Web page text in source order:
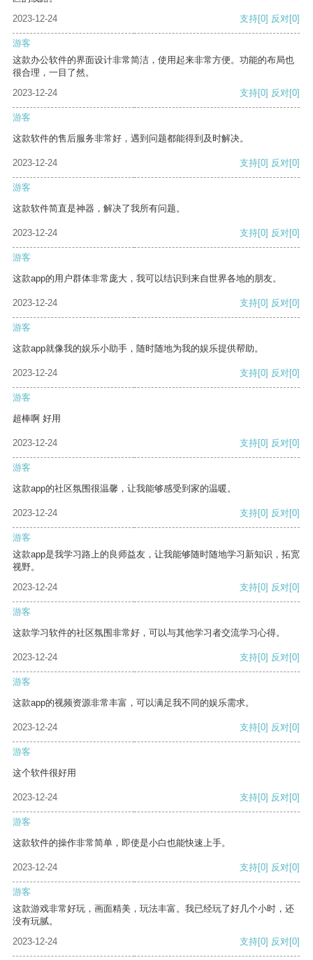
2023-12-24
支持[0] 反对[0]
游客
这款办公软件的界面设计非常简洁，使用起来非常方便。功能的布局也
很合理，一目了然。
2023-12-24
支持[0] 反对[0]
游客
这款软件的售后服务非常好，遇到问题都能得到及时解决。
2023-12-24 支持[0] 反对[0]
游客
这款软件简直是神器，解决了我所有问题。
2023-12-24 支持[0] 反对[0]
游客
这款app的用户群体非常庞大，我可以结识到来自世界各地的朋友。
2023-12-24 支持[0] 反对[0]
游客
这款app就像我的娱乐小助手，随时随地为我的娱乐提供帮助。
2023-12-24 支持[0] 反对[0]
游客
超棒啊 好用
2023-12-24 支持[0] 反对[0]
游客
这款app的社区氛围很温馨，让我能够感受到家的温暖。
2023-12-24 支持[0] 反对[0]
游客
这款app是我学习路上的良师益友，让我能够随时随地学习新知识，拓宽
视野。
2023-12-24
支持[0] 反对[0]
游客
这款学习软件的社区氛围非常好，可以与其他学习者交流学习心得。
2023-12-24 支持[0] 反对[0]
游客
这款app的视频资源非常丰富，可以满足我不同的娱乐需求。
2023-12-24 支持[0] 反对[0]
游客
这个软件很好用
2023-12-24 支持[0] 反对[0]
游客
这款软件的操作非常简单，即使是小白也能快速上手。
2023-12-24 支持[0] 反对[0]
游客
这款游戏非常好玩，画面精美，玩法丰富。我已经玩了好几个小时，还
没有玩腻。
2023-12-24
支持[0] 反对[0]